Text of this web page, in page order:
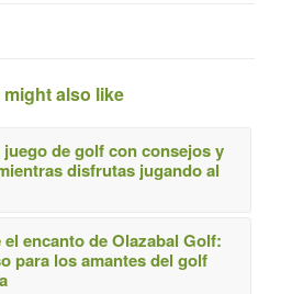
might also like
de golf con consejos y
disfrutas jugando al
el encanto de Olazabal Golf:
para los amantes del golf